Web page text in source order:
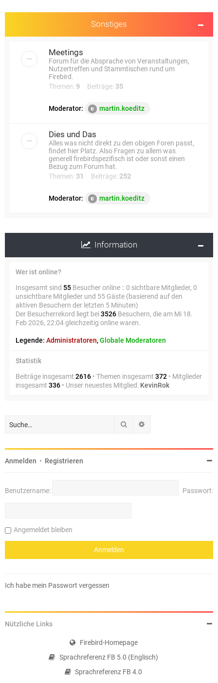
Sonstiges
Meetings
Forum für die Absprache von Veranstaltungen,
Nutzertreffen und Stammtischen rund um
Firebird.
Themen: 9 Beiträge: 35
Moderator: martin.koeditz
Dies und Das
Alles was nicht direkt zu den obigen Foren passt,
findet hier Platz. Also Fragen zu allem was
generell firebirdspezifisch ist oder sonst einen
Bezug zum Forum hat.
Themen: 31 Beiträge: 252
Moderator: martin.koeditz
Information
Wer ist online?
Insgesamt sind 55 Besucher online :: 0 sichtbare Mitglieder, 0
unsichtbare Mitglieder und 55 Gäste (basierend auf den
aktiven Besuchern der letzten 5 Minuten)
Der Besucherrekord liegt bei3526 Besuchern, die am Mi 18.
Feb 2026, 22:04 gleichzeitig online waren.
Legende: Administratoren,Globale Moderatoren
Statistik
Beiträge insgesamt 2616 • Themen insgesamt 372 • Mitglieder
insgesamt 336 • Unser neuestes Mitglied: KevinRok
Suche
Anmelden • Registrieren
Benutzername: Passwort:
Angemeldet bleiben
Ich habe mein Passwort vergessen
Nützliche Links
Firebird-Homepage
Sprachreferenz FB 5.0 (Englisch)
Sprachreferenz FB 4.0